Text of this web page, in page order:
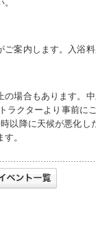
案内します。入浴
場合もあります。
ラクターより事前に
以降に天候が悪化
。